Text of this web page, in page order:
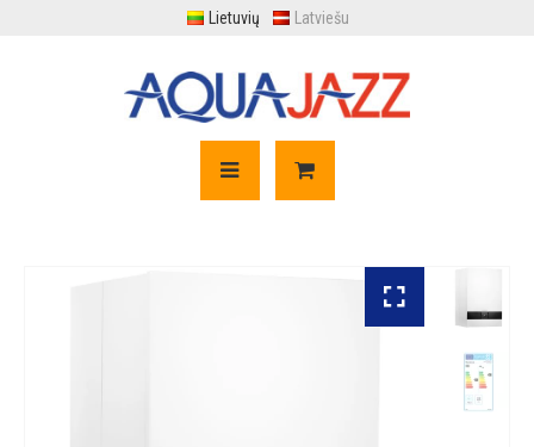
Lietuvių Latviešu